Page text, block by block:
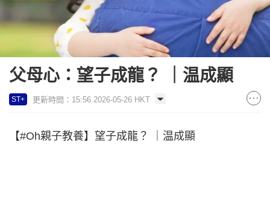
父母心：望子成龍？ ｜温成顯
ST+ 更新時間：15:56 2026-05-26 HKT
【#Oh親子教養】望子成龍？ ｜温成顯